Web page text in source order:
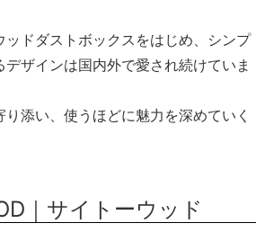
ッドダストボックスをはじめ、シンプ
デザインは国内外で愛され続けていま
添い、使うほどに魅力を深めていく
｜サイトーウッド